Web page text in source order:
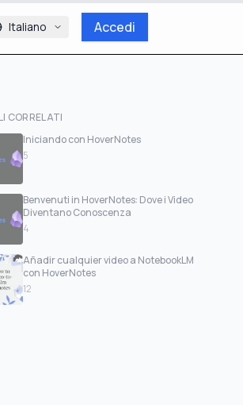
Italiano Accedi
CORRELATI
Iniciando con HoverNotes
5
Benvenuti in HoverNotes: Dove i Video
Diventano Conoscenza
4
Añadir cualquier video a NotebookLM
con HoverNotes
12